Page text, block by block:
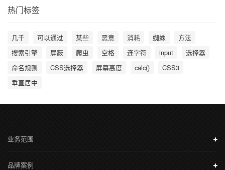
热门标签
几千 可以通过 某些 恶意 消耗 蜘蛛
方法
搜索引擎
屏蔽 爬虫 空格 连字符 input
选择器
命名规则
CSS选择器 屏幕高度 calc()
CSS3
垂直居中
业务范围
品牌案例